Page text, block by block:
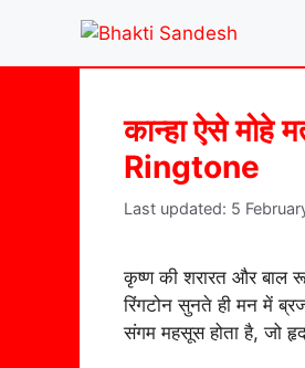
content
कान्हा ऐसे
Ringtone
5
कृष्ण की शरारत और बाल
रिंगटोन सुनते ही मन में
संगम महसूस होता है, जो